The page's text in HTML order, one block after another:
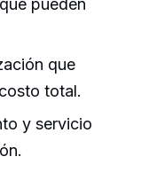
pueden
que
total.
y servicio